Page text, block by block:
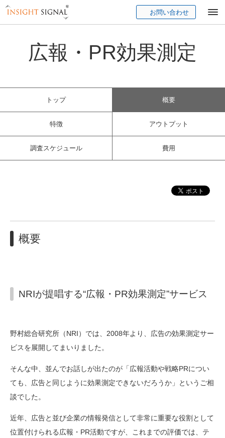
Insight Signal
お問い合わせ
広報・PR効果測定
トップ 概要
特徴 アウトプット
調査スケジュール 費用
概要
NRIが提唱する“広報・PR効果測定”サービス
野村総合研究所（NRI）では、2008年より、広告の効果測定サー
ビスを展開してまいりました。
そんな中、並んでお話しが出たのが「広報活動や戦略PRについ
ても、広告と同じように効果測定できないだろうか」というご相
談でした。
近年、広告と並び企業の情報発信として非常に重要な役割として
位置付けられる広報・PR活動ですが、これまでの評価では、テ